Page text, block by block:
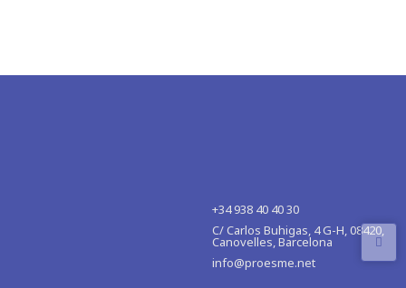
+34 938 40 40 30
C/ Carlos Buhigas, 4 G-H, 08420,
Canovelles, Barcelona
info@proesme.net